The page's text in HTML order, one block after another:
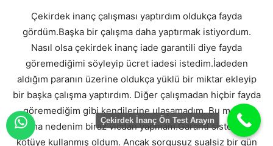
Çekirdek inanç çalışması yaptırdım oldukça fayda
gördüm.Başka bir çalışma daha yaptırmak istiyordum.
Nasıl olsa çekirdek inanç iade garantili diye fayda
göremediğimi söyleyip ücret iadesi istedim.İadeden
aldığım paranın üzerine oldukça yüklü bir miktar ekleyip
bir başka çalışma yaptırdım. Diğer çalışmadan hiçbir fayda
göremediğim gibi kendilerine ulaşamadım. Bu mesajı
yazma nedenim biraz vicdan yapmam.Garanti sisteminizi
kötüye kullanmış oldum. Ancak sorgusuz sualsiz bir gün
Çekirdek İnanç Ön Test Arayın